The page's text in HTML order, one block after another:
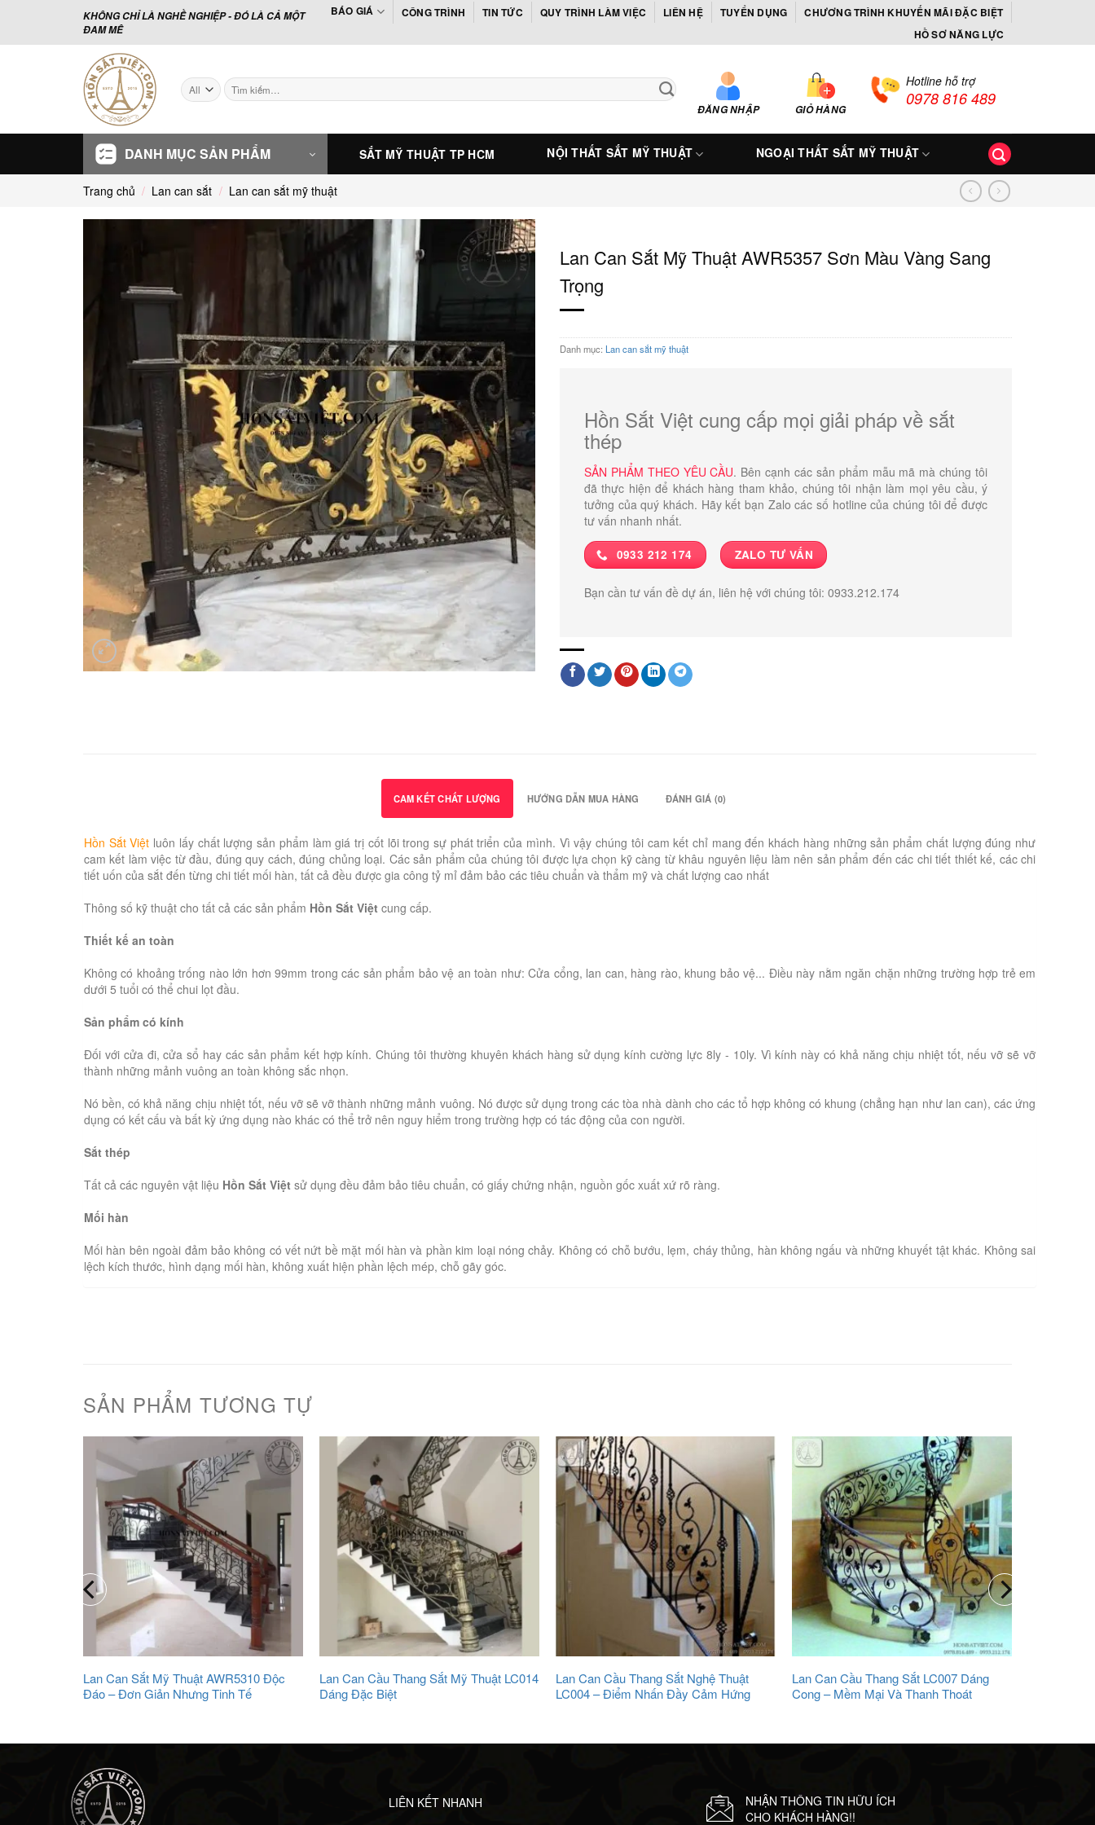
KHÔNG CHỈ LÀ NGHỀ NGHIỆP - ĐÓ LÀ CẢ MỘT
ĐAM MÊ
BÁO GIÁ CÔNG TRÌNH TIN TỨC QUY TRÌNH LÀM VIỆC LIÊN HỆ TUYỂN DỤNG
CHƯƠNG TRÌNH KHUYẾN MÃI ĐẶC BIỆT
HỒ SƠ NĂNG LỰC
Tìm
kiếm:
ĐĂNG NHẬP GIỎ HÀNG
Hotline hỗ trợ
0978 816 489
DANH MỤC SẢN PHẨM SẮT MỸ THUẬT TP HCM NỘI THẤT SẮT MỸ THUẬT NGOẠI THẤT SẮT MỸ THUẬT
Trang chủ / Lan can sắt / Lan can sắt mỹ thuật
Lan Can Sắt Mỹ Thuật AWR5357 Sơn Màu Vàng Sang
Trọng
Danh mục: Lan can sắt mỹ thuật
Hồn Sắt Việt cung cấp mọi giải pháp về sắt
thép
SẢN PHẨM THEO YÊU CẦU. Bên cạnh các sản phẩm mẫu mã mà chúng tôi
đã thực hiện để khách hàng tham khảo, chúng tôi nhận làm mọi yêu cầu, ý
tưởng của quý khách. Hãy kết bạn Zalo các số hotline của chúng tôi để được
tư vấn nhanh nhất.
0933 212 174 ZALO TƯ VẤN
Bạn cần tư vấn đề dự án, liên hệ với chúng tôi: 0933.212.174
CAM KẾT CHẤT LƯỢNG HƯỚNG DẪN MUA HÀNG ĐÁNH GIÁ (0)
Hồn Sắt Việt luôn lấy chất lượng sản phẩm làm giá trị cốt lõi trong sự phát triển của mình. Vì vậy chúng tôi cam kết chỉ mang đến khách hàng những sản phẩm chất lượng đúng như
cam kết làm việc từ đầu, đúng quy cách, đúng chủng loại. Các sản phẩm của chúng tôi được lựa chọn kỹ càng từ khâu nguyên liệu làm nên sản phẩm đến các chi tiết thiết kế, các chi
tiết uốn của sắt đến từng chi tiết mối hàn, tất cả đều được gia công tỷ mỉ đảm bảo các tiêu chuẩn và thẩm mỹ và chất lượng cao nhất
Thông số kỹ thuật cho tất cả các sản phẩm Hồn Sắt Việt cung cấp.
Thiết kế an toàn
Không có khoảng trống nào lớn hơn 99mm trong các sản phẩm bảo vệ an toàn như: Cửa cổng, lan can, hàng rào, khung bảo vệ... Điều này nằm ngăn chặn những trường hợp trẻ em
dưới 5 tuổi có thể chui lọt đầu.
Sản phẩm có kính
Đối với cửa đi, cửa sổ hay các sản phẩm kết hợp kính. Chúng tôi thường khuyên khách hàng sử dụng kính cường lực 8ly - 10ly. Vì kính này có khả năng chịu nhiệt tốt, nếu vỡ sẽ vỡ
thành những mảnh vuông an toàn không sắc nhọn.
Nó bền, có khả năng chịu nhiệt tốt, nếu vỡ sẽ vỡ thành những mảnh vuông. Nó được sử dụng trong các tòa nhà dành cho các tổ hợp không có khung (chẳng hạn như lan can), các ứng
dụng có kết cấu và bất kỳ ứng dụng nào khác có thể trở nên nguy hiểm trong trường hợp có tác động của con người.
Sắt thép
Tất cả các nguyên vật liệu Hồn Sắt Việt sử dụng đều đảm bảo tiêu chuẩn, có giấy chứng nhận, nguồn gốc xuất xứ rõ ràng.
Mối hàn
Mối hàn bên ngoài đảm bảo không có vết nứt bề mặt mối hàn và phần kim loại nóng chảy. Không có chỗ bướu, lẹm, cháy thủng, hàn không ngấu và những khuyết tật khác. Không sai
lệch kích thước, hình dạng mối hàn, không xuất hiện phần lệch mép, chỗ gãy góc.
SẢN PHẨM TƯƠNG TỰ
Lan Can Sắt Mỹ Thuật AWR5310 Độc
Đáo – Đơn Giản Nhưng Tinh Tế
Lan Can Cầu Thang Sắt Mỹ Thuật LC014
Dáng Đặc Biệt
Lan Can Cầu Thang Sắt Nghệ Thuật
LC004 – Điểm Nhấn Đầy Cảm Hứng
Lan Can Cầu Thang Sắt LC007 Dáng
Cong – Mềm Mại Và Thanh Thoát
LIÊN KẾT NHANH
NHẬN THÔNG TIN HỮU ÍCH
CHO KHÁCH HÀNG!!